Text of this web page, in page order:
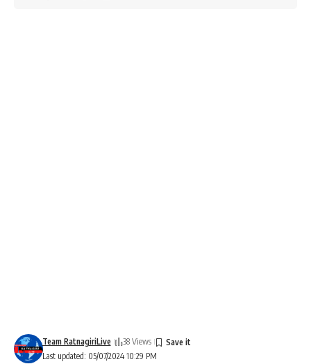
Last updated: 05/07/2024 10:29 PM
Team RatnagiriLive 38 Views